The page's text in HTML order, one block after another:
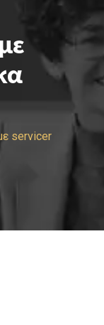
servicer